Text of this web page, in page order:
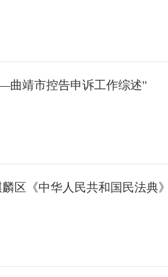
曲靖市控告申诉工作综述"
区《中华人民共和国民法典